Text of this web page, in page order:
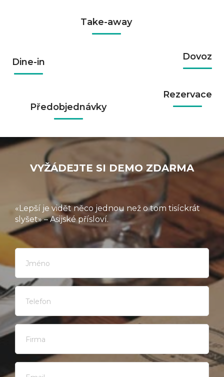
Dine-in
Take-away
Dovoz
Rezervace
Předobjednávky
VYŽÁDEJTE SI DEMO ZDARMA
«Lepší je vidět něco jednou než o tom tisíckrát
slyšet» – Asijské přísloví.